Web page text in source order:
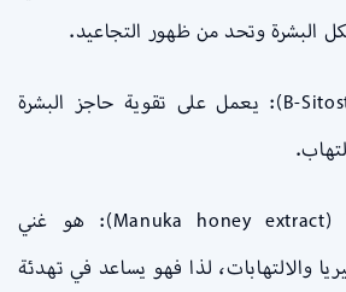
البشرة وتحد من ظهور التجاعيد.
بيتاسيتوستيرول (B-Sitosterol): يعمل على تقوية حاجز البشرة
خلاصة عسل المانوكا (Manuka honey extract): هو غني
والالتهابات، لذا فهو يساعد في تهدئة